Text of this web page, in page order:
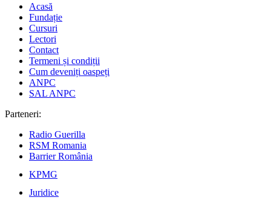
Acasă
Fundație
Cursuri
Lectori
Contact
Termeni și condiții
Cum deveniți oaspeți
ANPC
SAL ANPC
Parteneri:
Radio Guerilla
RSM Romania
Barrier România
KPMG
Juridice